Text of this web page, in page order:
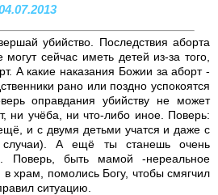
убийство. Последствия аборта
сейчас иметь детей из-за того,
А какие наказания Божии за аборт -
рано или поздно успокоятся
оправдания убийству не может
ни учёба, ни что-либо иное. Поверь:
и с двумя детьми учатся и даже с
случаи). А ещё ты станешь очень
Поверь, быть мамой -нереальное
храм, помолись Богу, чтобы смягчил
ситуацию.